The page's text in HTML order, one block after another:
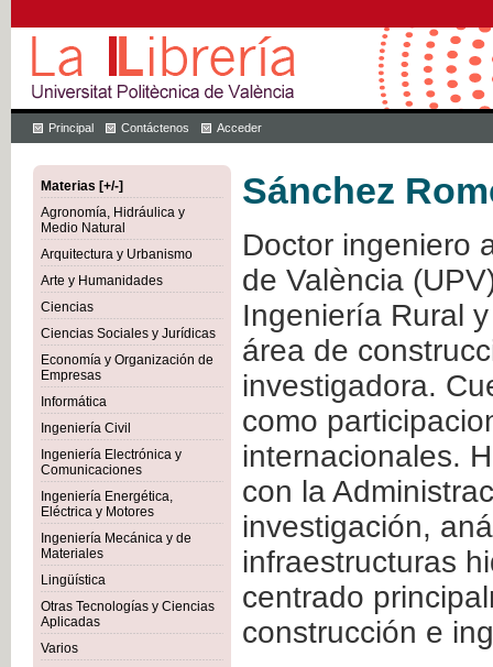
Principal Contáctenos Acceder
Materias [+/-]
Agronomía, Hidráulica y
Medio Natural
Arquitectura y Urbanismo
Arte y Humanidades
Ciencias
Ciencias Sociales y Jurídicas
Economía y Organización de
Empresas
Informática
Ingeniería Civil
Ingeniería Electrónica y
Comunicaciones
Ingeniería Energética,
Eléctrica y Motores
Ingeniería Mecánica y de
Materiales
Lingüística
Otras Tecnologías y Ciencias
Aplicadas
Varios
Sánchez
Doctor ingeniero
de València
Ingeniería Rural
área de
investigadora.
como
internacionales.
con la
investigación,
infraestructuras
centrado
construcción e